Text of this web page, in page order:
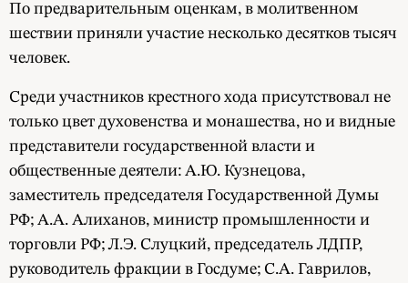
По предварительным оценкам, в молитвенном
шествии приняли участие несколько десятков тысяч
человек.
Среди участников крестного хода присутствовал не
только цвет духовенства и монашества, но и видные
представители государственной власти и
общественные деятели: А.Ю. Кузнецова,
заместитель председателя Государственной Думы
РФ; А.А. Алиханов, министр промышленности и
торговли РФ; Л.Э. Слуцкий, председатель ЛДПР,
руководитель фракции в Госдуме; С.А. Гаврилов,